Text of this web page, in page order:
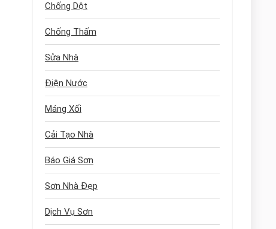
Chống Dột
Chống Thấm
Sửa Nhà
Điện Nước
Máng Xối
Cải Tạo Nhà
Báo Giá Sơn
Sơn Nhà Đẹp
Dịch Vụ Sơn